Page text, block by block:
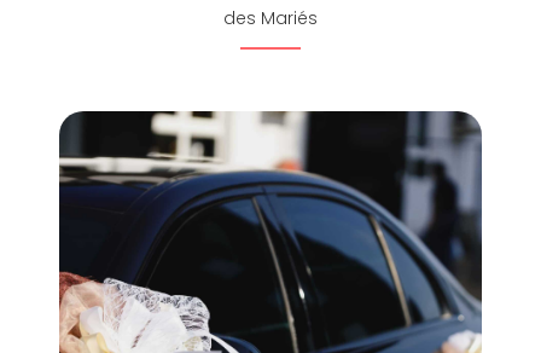
des Mariés